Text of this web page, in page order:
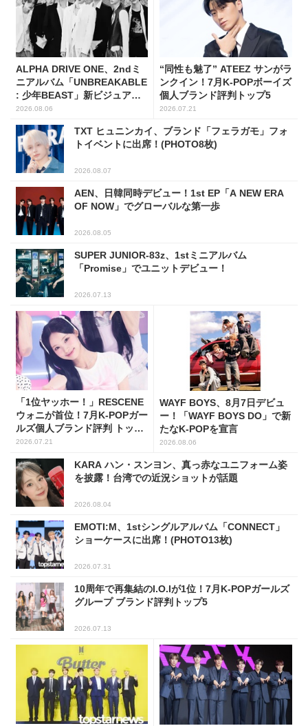
ALPHA DRIVE ONE、2ndミ
ニアルバム「UNBREAKABLE
: 少年BEAST」新ビジュアル
解禁！
2026.08.06
“同性も魅了” ATEEZ サンがラ
ンクイン！7月K-POPボーイズ
個人ブランド評判トップ5
2026.07.21
TXT ヒュニンカイ、ブランド「フェラガモ」フォ
トイベントに出席！(PHOTO8枚)
2026.08.07
AEN、日韓同時デビュー！1st EP「A NEW ERA
OF NOW」でグローバルな第一歩
2026.08.05
SUPER JUNIOR-83z、1stミニアルバム
「Promise」でユニットデビュー！
2026.07.13
「1位ヤッホー！」RESCENE
ウォニが首位！7月K-POPガー
ルズ個人ブランド評判 トップ
5
2026.07.21
WAYF BOYS、8月7日デビュ
ー！「WAYF BOYS DO」で新
たなK-POPを宣言
2026.08.06
KARA ハン・スンヨン、真っ赤なユニフォーム姿
を披露！台湾での近況ショットが話題
2026.08.04
EMOTI:M、1stシングルアルバム「CONNECT」
ショーケースに出席！(PHOTO13枚)
2026.07.31
10周年で再集結のI.O.Iが1位！7月K-POPガールズ
グループ ブランド評判トップ5
2026.07.13